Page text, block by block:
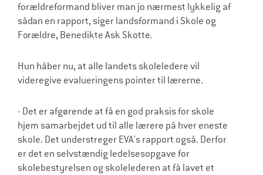
forældreformand bliver man jo nærmest lykkelig af
sådan en rapport, siger landsformand i Skole og
Forældre, Benedikte Ask Skotte.
Hun håber nu, at alle landets skoleledere vil
videregive evalueringens pointer til lærerne.
- Det er afgørende at få en god praksis for skole
hjem samarbejdet ud til alle lærere på hver eneste
skole. Det understreger EVA's rapport også. Derfor
er det en selvstændig ledelsesopgave for
skolebestyrelsen og skolelederen at få lavet et